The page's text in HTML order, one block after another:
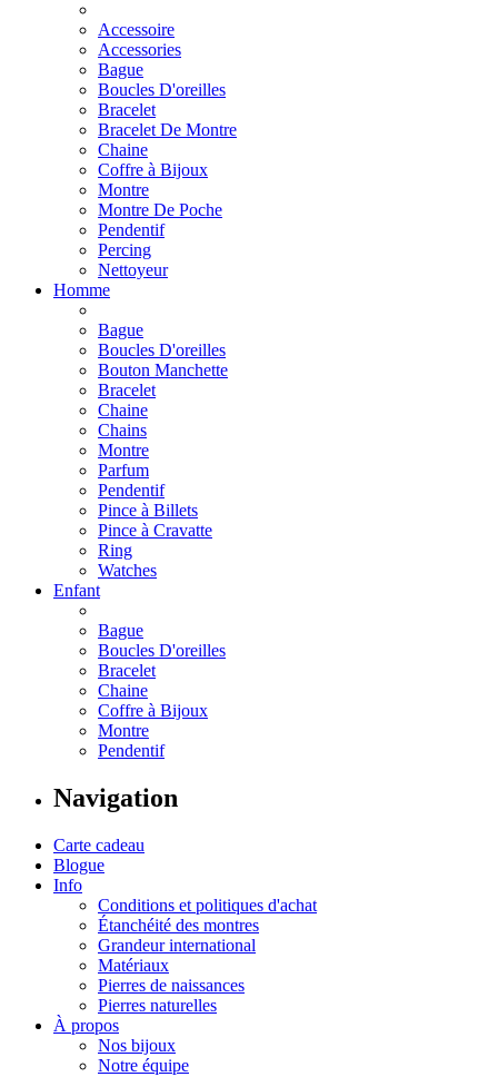
Accessoire
Accessories
Bague
Boucles D'oreilles
Bracelet
Bracelet De Montre
Chaine
Coffre à Bijoux
Montre
Montre De Poche
Pendentif
Percing
Nettoyeur
Homme
Bague
Boucles D'oreilles
Bouton Manchette
Bracelet
Chaine
Chains
Montre
Parfum
Pendentif
Pince à Billets
Pince à Cravatte
Ring
Watches
Enfant
Bague
Boucles D'oreilles
Bracelet
Chaine
Coffre à Bijoux
Montre
Pendentif
Navigation
Carte cadeau
Blogue
Info
Conditions et politiques d'achat
Étanchéité des montres
Grandeur international
Matériaux
Pierres de naissances
Pierres naturelles
À propos
Nos bijoux
Notre équipe